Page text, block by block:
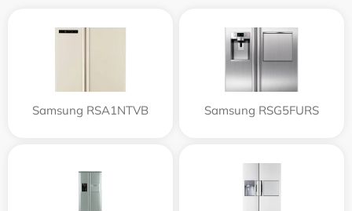
Samsung RSA1NTVB Samsung RSG5FURS